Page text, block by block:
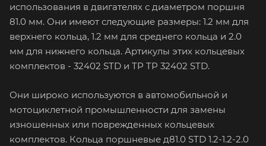
использования в двигателях с диаметром поршня
81.0 мм. Они имеют следующие размеры: 1.2 мм для
верхнего кольца, 1.2 мм для среднего кольца и 2.0
мм для нижнего кольца. Артикулы этих кольцевых
комплектов - 32402 STD и TP TP 32402 STD.
Они широко используются в автомобильной и
мотоциклетной промышленности для замены
изношенных или поврежденных кольцевых
комплектов. Кольца поршневые д81.0 STD 1.2-1.2-2.0